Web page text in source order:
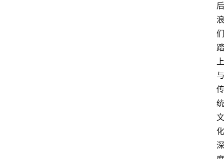
后
浪
们
踏
上
与
传
统
文
化
深